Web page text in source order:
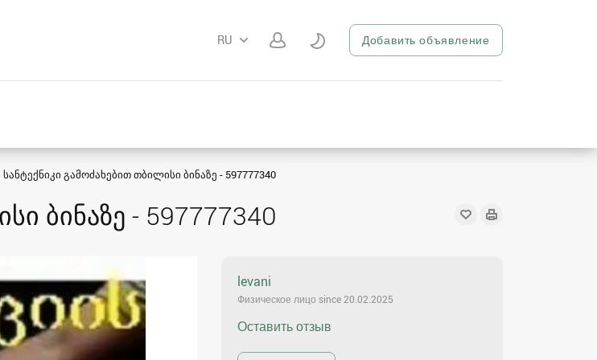
RU Добавить объявление
სანტექნიკი გამოძახებით თბილისი ბინაზე - 597777340
ბინაზე - 597777340
levani
Физическое лицо since 20.02.2025
Оставить отзыв